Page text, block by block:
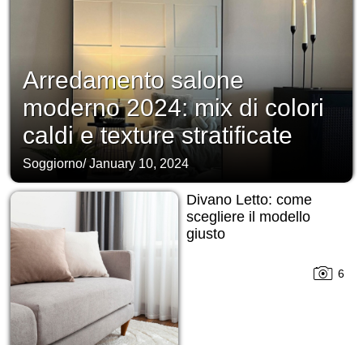
Arredamento salone
moderno 2024: mix di colori
caldi e texture stratificate
Soggiorno/January 10, 2024
Divano Letto: come
scegliere il modello
giusto
6